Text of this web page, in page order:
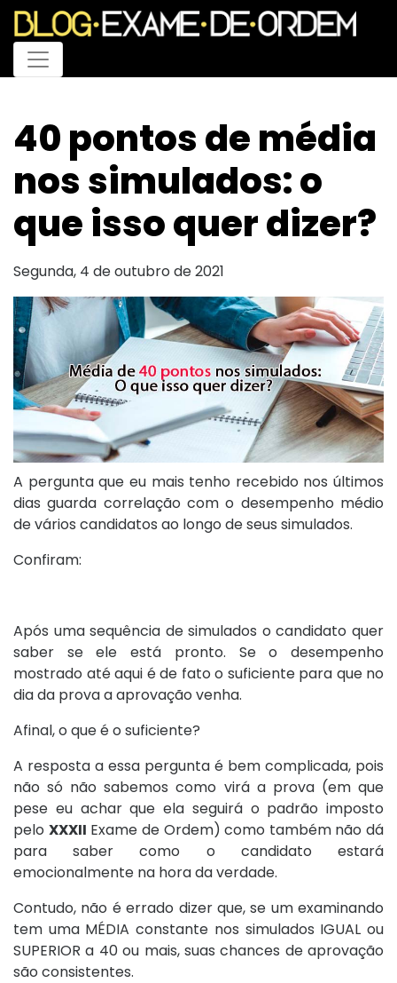
Menu
40 pontos de média
nos simulados: o
que isso quer dizer?
Segunda, 4 de outubro de 2021
A pergunta que eu mais tenho recebido nos últimos
dias guarda correlação com o desempenho médio
de vários candidatos ao longo de seus simulados.
Confiram:
Após uma sequência de simulados o candidato quer
saber se ele está pronto. Se o desempenho
mostrado até aqui é de fato o suficiente para que no
dia da prova a aprovação venha.
Afinal, o que é o suficiente?
A resposta a essa pergunta é bem complicada, pois
não só não sabemos como virá a prova (em que
pese eu achar que ela seguirá o padrão imposto
pelo XXXII Exame de Ordem) como também não dá
para saber como o candidato estará
emocionalmente na hora da verdade.
Contudo, não é errado dizer que, se um examinando
tem uma MÉDIA constante nos simulados IGUAL ou
SUPERIOR a 40 ou mais, suas chances de aprovação
são consistentes.